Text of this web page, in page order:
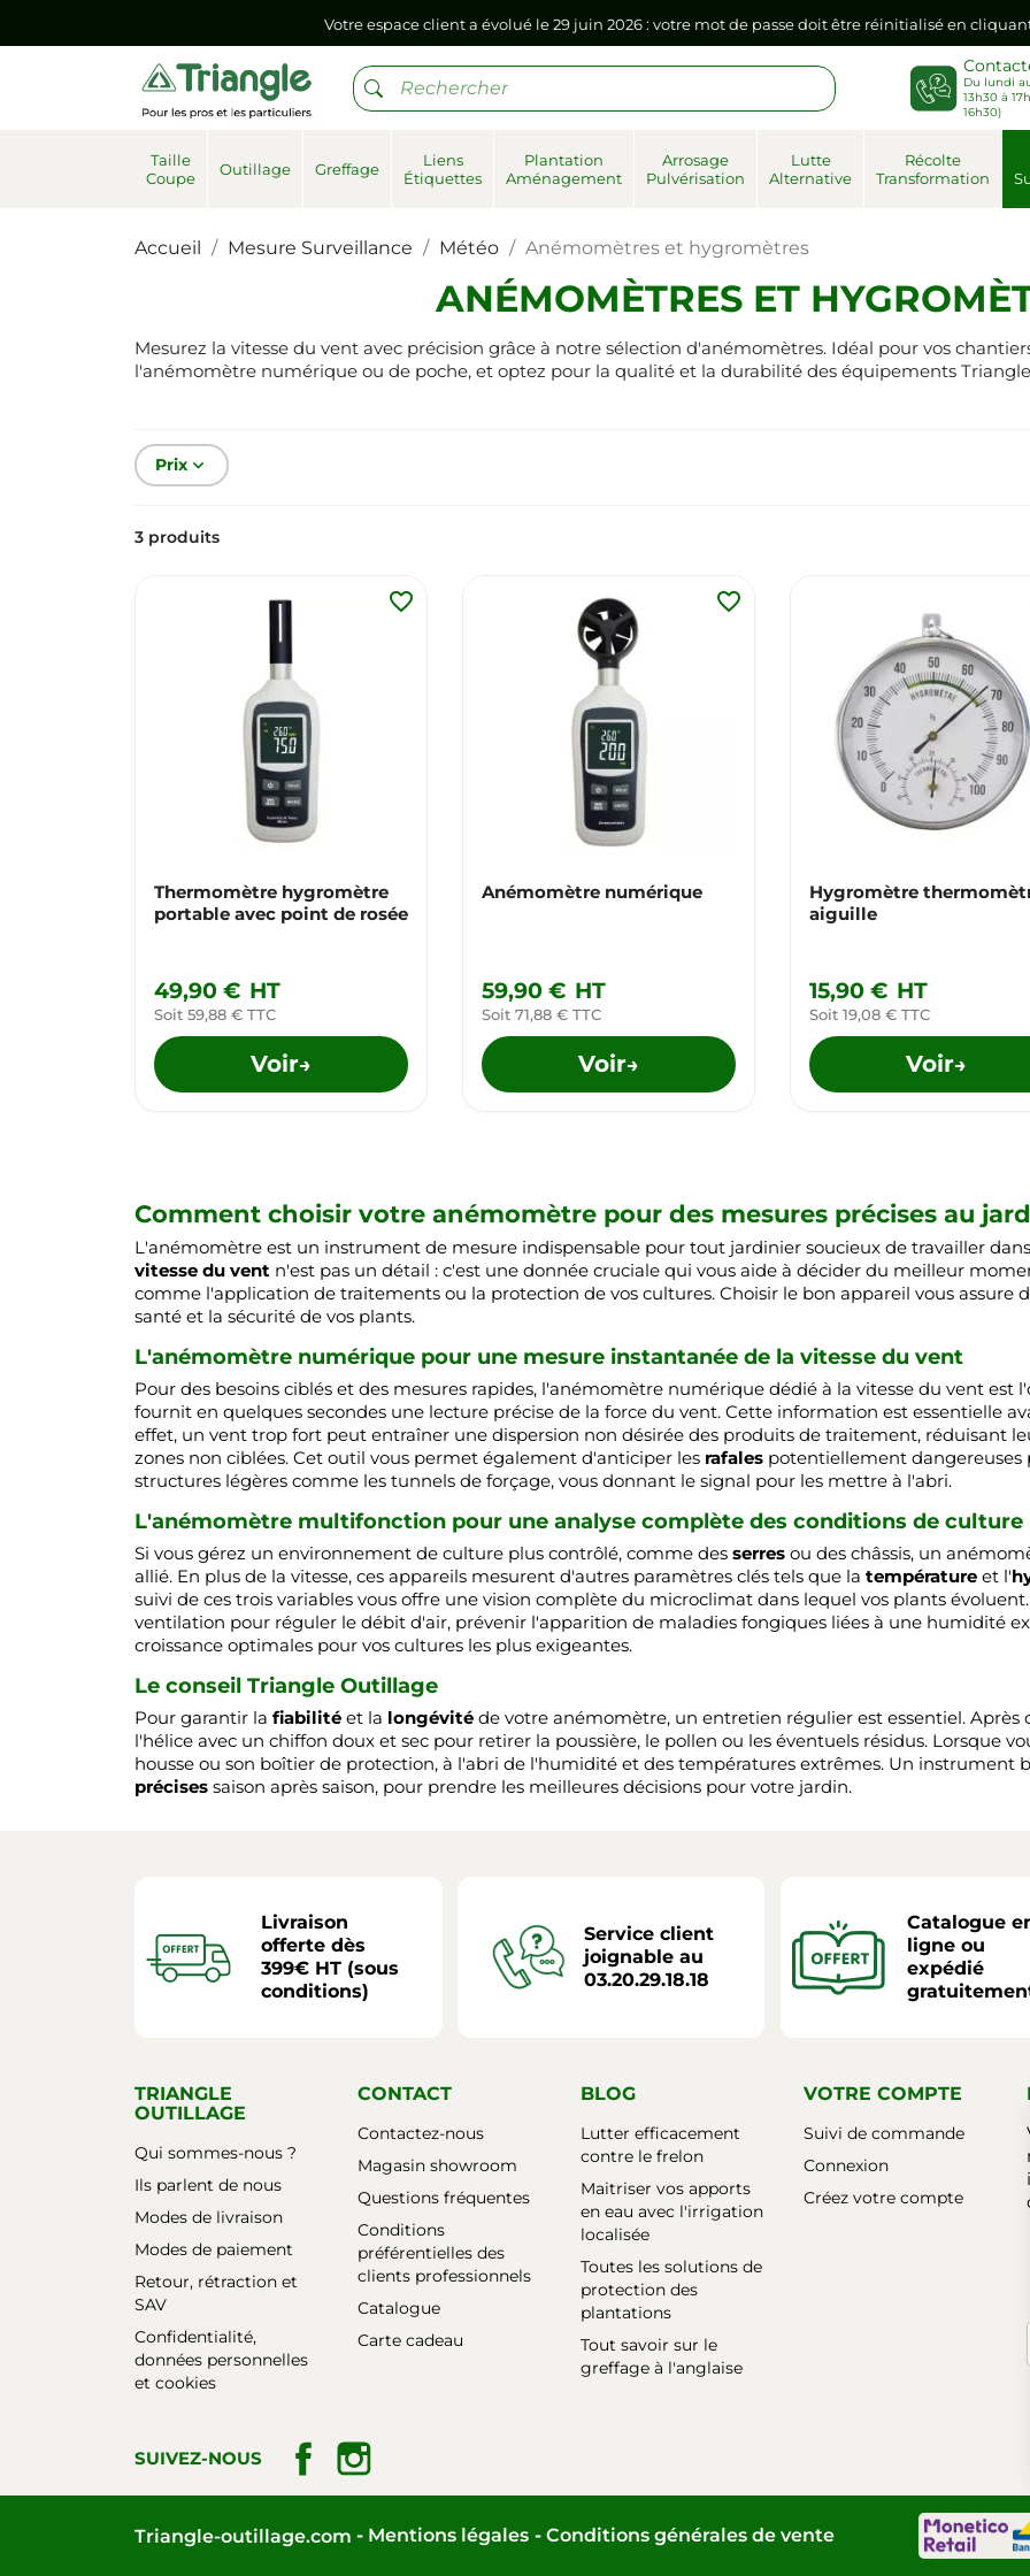
Votre espace client a évolué le 29 juin 2026 : votre mot de passe doit être réinitialisé en
Si vous aviez mémorisé votre précédent mot de passe dans votre navigateur internet, il doit être réenregistré à la
Votre espace client a évolué le 29 juin 2026 : votre mot de passe doit être réinitialisé en
Du lundi
13h30 à
16h30)
Taille
Coupe
Outillage Greffage
Liens
Étiquettes
Plantation
Aménagement
Arrosage
Pulvérisation
Lutte
Alternative
Récolte
Transformation
Accueil Mesure Surveillance Météo Anémomètres et hygromètres
ANÉMOMÈTRES ET
Mesurez la vitesse du vent avec précision grâce à notre sélection d'anémomètres. Idéal pour vos
l'anémomètre numérique ou de poche, et optez pour la qualité et la durabilité des équipements
Prixkeyboard_arrow_down
3 produits
Thermomètre hygromètre
portable avec point de rosée
49,90 € HT
Soit 59,88 € TTC
Voir→
favorite_border
Anémomètre numérique
59,90 € HT
Soit 71,88 € TTC
Voir→
favorite_border
Hygromètre
aiguille
15,90 € HT
Soit 19,08 € TTC
Voir→
Comment choisir votre anémomètre pour des mesures précises au
L'anémomètre est un instrument de mesure indispensable pour tout jardinier soucieux de travailler
vitesse du vent n'est pas un détail : c'est une donnée cruciale qui vous aide à décider du meilleur
comme l'application de traitements ou la protection de vos cultures. Choisir le bon appareil vous assure
santé et la sécurité de vos plants.
L'anémomètre numérique pour une mesure instantanée de la vitesse du vent
Pour des besoins ciblés et des mesures rapides, l'anémomètre numérique dédié à la vitesse du vent est
fournit en quelques secondes une lecture précise de la force du vent. Cette information est essentielle
effet, un vent trop fort peut entraîner une dispersion non désirée des produits de traitement, réduisant
zones non ciblées. Cet outil vous permet également d'anticiper les rafales potentiellement dangereuses
structures légères comme les tunnels de forçage, vous donnant le signal pour les mettre à l'abri.
L'anémomètre multifonction pour une analyse complète des conditions de culture
Si vous gérez un environnement de culture plus contrôlé, comme des serres ou des châssis, un
allié. En plus de la vitesse, ces appareils mesurent d'autres paramètres clés tels que la température et l'
suivi de ces trois variables vous offre une vision complète du microclimat dans lequel vos plants
ventilation pour réguler le débit d'air, prévenir l'apparition de maladies fongiques liées à une humidité
croissance optimales pour vos cultures les plus exigeantes.
Le conseil Triangle Outillage
Pour garantir la fiabilité et la longévité de votre anémomètre, un entretien régulier est essentiel.
l'hélice avec un chiffon doux et sec pour retirer la poussière, le pollen ou les éventuels résidus. Lorsque
housse ou son boîtier de protection, à l'abri de l'humidité et des températures extrêmes. Un instrument
précises saison après saison, pour prendre les meilleures décisions pour votre jardin.
Livraison
offerte dès
399€ HT (sous
conditions)
Service client
joignable au
03.20.29.18.18
Catalogue
ligne ou
expédié
TRIANGLE
OUTILLAGE
Qui sommes-nous ?
Ils parlent de nous
Modes de livraison
Modes de paiement
Retour, rétraction et
SAV
Confidentialité,
données personnelles
et cookies
CONTACT
Contactez-nous
Magasin showroom
Questions fréquentes
Conditions
préférentielles des
clients professionnels
Catalogue
Carte cadeau
BLOG
Lutter efficacement
contre le frelon
Maitriser vos apports
en eau avec l'irrigation
localisée
Toutes les solutions de
protection des
plantations
Tout savoir sur le
greffage à l'anglaise
VOTRE COMPTE
Suivi de commande
Connexion
Créez votre compte
SUIVEZ-NOUS Facebook
Triangle-outillage.com Mentions légales Conditions générales de vente